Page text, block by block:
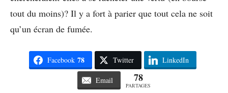
tout du moins)? Il y a fort à parier que tout cela ne soit
qu’un écran de fumée.
Facebook 78 Twitter LinkedIn
Email 78
PARTAGES